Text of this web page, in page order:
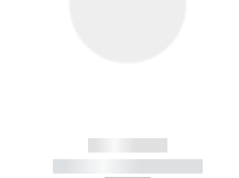
------------
----------- -----------